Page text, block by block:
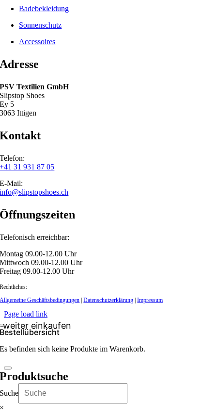
Badebekleidung
Sonnenschutz
Accessoires
Adresse
PSV Textilien GmbH
Slipstop Shoes
Ey 5
3063 Ittigen
Kontakt
Telefon:
+41 31 931 87 05
E-Mail:
info@slipstopshoes.ch
Öffnungszeiten
Telefonisch erreichbar:
Montag 09.00-12.00 Uhr
Mittwoch 09.00-12.00 Uhr
Freitag 09.00-12.00 Uhr
Rechtliches:
Allgemeine Geschäftsbedingungen |Datenschutzerklärung |Impressum
Page load link
Bestellübersicht
Es befinden sich keine Produkte im Warenkorb.
Produktsuche
Suche
×